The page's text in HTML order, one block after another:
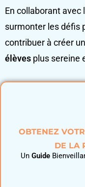
En collaborant
surmonter les défis
contribuer à créer
élèves plus sereine
OBTENEZ
DE LA
Un Guide